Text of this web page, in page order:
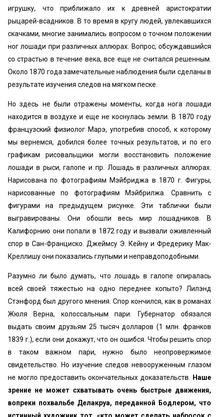
игрушку, что приближало их к древней аристократии
рыцарей-всадников. В то время в кругу людей, увлекавшихся
скачками, многие занимались вопросом о точном положении
ног лошади при различных аллюрах. Вопрос, обсуждавшийся
со страстью в течение века, все еще не считался решенным.
Около 1870 года замечательные наблюдения были сделаны в
результате изучения следов на мягком песке.
Но здесь не были отражены моменты, когда нога лошади
находится в воздухе и еще не коснулась земли. В 1870 году
французский физиолог Марэ, употребив способ, к которому
мы вернемся, добился более точных результатов, и по его
графикам рисовальщики могли восстановить положение
лошади в рыси, галопе и пр. Лошадь в различных аллюрах.
Нарисована по фотографиям Мэйбриджа в 1870 г. Фигуры,
нарисованные по фотографиям Мэйбрилжа. Сравнить с
фигурами на предыдущем рисунке. Эти таблички были
выгравированы. Они обошли весь мир лошадников. В
Калифорнию они попали в 1872 году и вызвали оживленный
спор в Сан-Франциско. Джеймсу Э. Кейну и Фредерику Мак-
Креллишу они показались глупыми и неправдоподобными.
Разумно ли было думать, что лошадь в галопе опиралась
всей своей тяжестью на одно переднее копыто? Лилэнд
Стэнфорд был другого мнения. Спор кончился, как в романах
Жюля Верна, колоссальным пари. Губернатор обязался
выдать своим друзьям 25 тысяч долларов (1 млн. франков
1839 г.), если они докажут, что он ошибся. Чтобы решить спор
в таком важном пари, нужно было неопровержимое
свидетельство. Но изучение следов невооруженным глазом
не могло предоставить окончательных доказательств.
Наше
зрение не может схватывать очень быстрые движения,
вопреки похвальбе Делакруа, переданной Бодлером, что